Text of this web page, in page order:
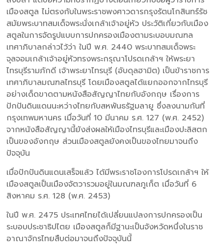
เมืองสตูล ไม่ตรงกับในพระราชพงศาวดารกรุงรัตนโกสินทร์รัช
สมัยพระบาทสมเด็จพระนั่งเกล้าเจ้าอยู่หัว ประวัติเกี่ยวกับเมือง
สตูลในการจัดรูปแบบการปกครองเมืองตามระบอบมณฑล
เทศาภิบาลกล่าวไว้ว่า ในปี พ.ศ. 2440 พระบาทสมเด็จพระ
จุลจอมเกล้าเจ้าอยู่หัวทรงพระกรุณาโปรดเกล้าฯ ให้พระยา
ไทรบุรีรามภักดี เจ้าพระยาไทรบุรี (อับดุลฮามิต) เป็นข้าราชการ
เทศาภิบาลมณฑลไทรบุรี โดยเมืองสตูลได้แยกออกจากไทรบุรี
อย่างเด็ดขาดตามหนังสือสัญญาไทยกับอังกฤษ เรื่องการ
ปักปันดินแดนนะหว่างไทยกับสหพันธรัฐมลายู ซึ่งลงนามกันที่
กรุงเทพมหานคร เมื่อวันที่ 10 มีนาคม ร.ศ. 127 (พ.ศ. 2452)
จากหนังสือสัญญานี้ยังส่งผลให้เมืองไทรบุรีและเมืองปะลิสตก
เป็นของอังกฤษ ส่วนเมืองสตูลยังคงเป็นของไทยมาจนถึง
ปัจจุบัน
เมื่อปักปันดินแดนเสร็จแล้ว ได้มีพระราชโองการโปรดเกล้าฯ ให้
เมืองสตูลเป็นเมืองจัตวารวมอยู่ในมณฑลภูเก็ต เมื่อวันที่ 6
สิงหาคม ร.ศ. 128 (พ.ศ. 2453)
ในปี พ.ศ. 2475 ประเทศไทยได้เปลี่ยนแปลงการปกครองเป็น
ระบอบประชาธิปไตย เมืองสตูลก็มีฐานะเป็นจังหวัดหนึ่งในราช
อาณาจักรไทยสืบต่อมาจนถึงปัจจุบันนี้